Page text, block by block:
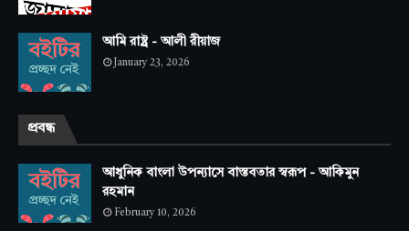
আমি রাষ্ট্র - আলী রীয়াজ
January 23, 2026
প্রবন্ধ
আধুনিক বাংলা উপন্যাসে বাস্তবতার স্বরূপ - আকিমুন
রহমান
February 10, 2026